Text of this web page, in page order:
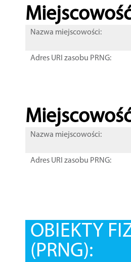
Nazwa miejscowości:
Adres URI zasobu PRNG:
Nazwa miejscowości:
Adres URI zasobu PRNG:
OBIEKTY
(PRNG):